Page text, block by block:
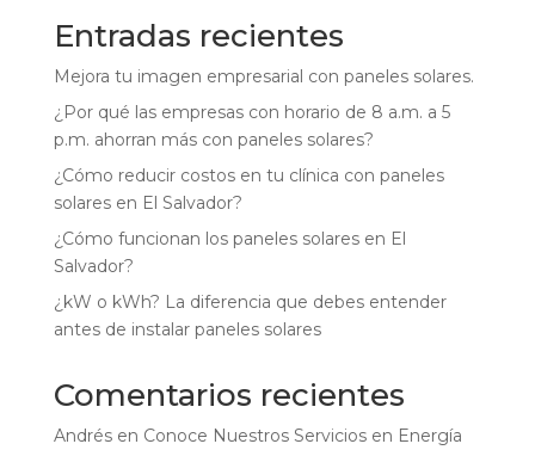
Entradas recientes
Mejora tu imagen empresarial con paneles solares.
¿Por qué las empresas con horario de 8 a.m. a 5
p.m. ahorran más con paneles solares?
¿Cómo reducir costos en tu clínica con paneles
solares en El Salvador?
¿Cómo funcionan los paneles solares en El
Salvador?
¿kW o kWh? La diferencia que debes entender
antes de instalar paneles solares
Comentarios recientes
Andrésen Conoce Nuestros Servicios en Energía